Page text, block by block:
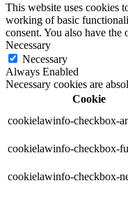
This website uses cookies
working of basic
consent. You also have
Necessary
Necessary
Always Enabled
Necessary cookies are
Cookie
cookielawinfo-checkbox-
cookielawinfo-checkbox-
cookielawinfo-checkbox-